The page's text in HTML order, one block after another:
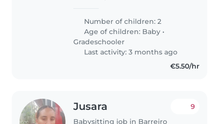
procura de empregopor isso
preciso de uma babysiter para o
meu bebe em breve.
Number of children: 2
Age of children: Baby •
Gradeschooler
Last activity: 3 months ago
€5.50/hr
Jusara
Babysitting job in Barreiro
9